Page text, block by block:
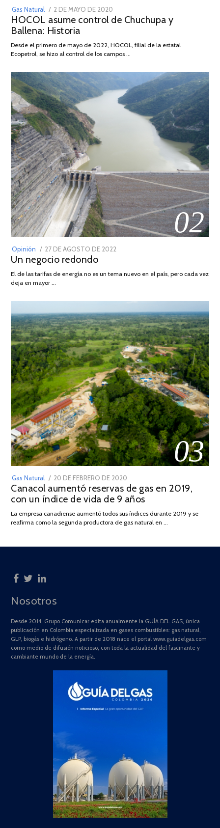
Gas Natural
POSTED
ON
2 DE MAYO DE 2020
DE
2026
HOCOL asume control de Chuchupa y
Ballena: Historia
Desde el primero de mayo de 2022, HOCOL, filial de la estatal
Ecopetrol, se hizo al control de los campos …
02
Opinión
POSTED
ON
27 DE AGOSTO DE 2022
DE
Un negocio redondo
El de las tarifas de energía no es un tema nuevo en el país, pero cada vez
deja en mayor …
03
Gas Natural
POSTED
ON
20 DE FEBRERO DE 2020
DE
JULIO
2025
Canacol aumentó reservas de gas en 2019,
con un índice de vida de 9 años
La empresa canadiense aumentó todos sus índices durante 2019 y se
reafirma como la segunda productora de gas natural en …
Nosotros
Desde 2014, Grupo Comunicar edita anualmente la GUÍA DEL GAS, única
publicación en Colombia especializada en gases combustibles: gas natural,
GLP, biogás e hidrógeno. A partir de 2018 nace el portal www.guiadelgas.com
como medio de difusión noticioso, con toda la actualidad del fascinante y
cambiante mundo de la energía.